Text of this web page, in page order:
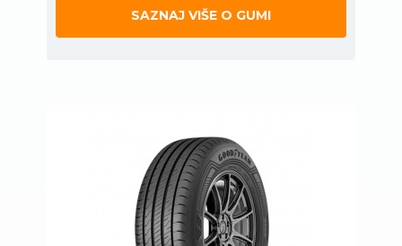
SAZNAJ VIŠE O GUMI